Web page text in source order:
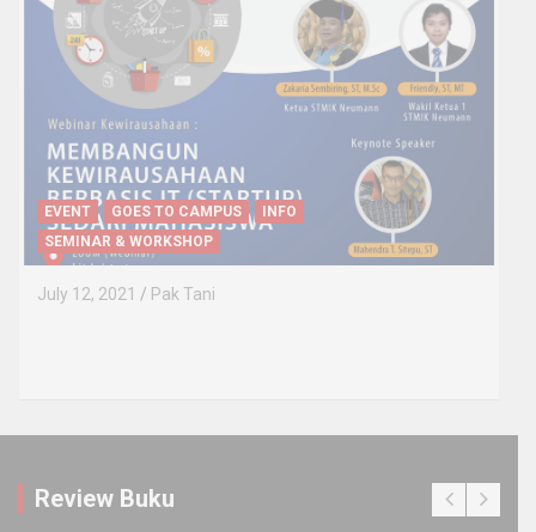
EVENT GOES TO CAMPUS
INFO
SEMINAR & WORKSHOP
July 12, 2021 Pak Tani
Review Buku